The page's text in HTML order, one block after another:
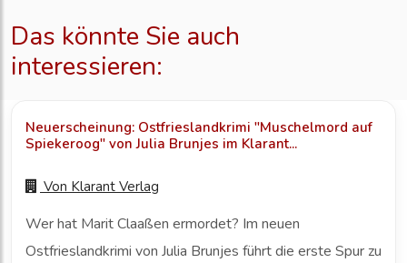
Das könnte Sie auch
interessieren:
Neuerscheinung: Ostfrieslandkrimi "Muschelmord auf
Spiekeroog" von Julia Brunjes im Klarant...
Von Klarant Verlag
Wer hat Marit Claaßen ermordet? Im neuen
Ostfrieslandkrimi von Julia Brunjes führt die erste Spur zu